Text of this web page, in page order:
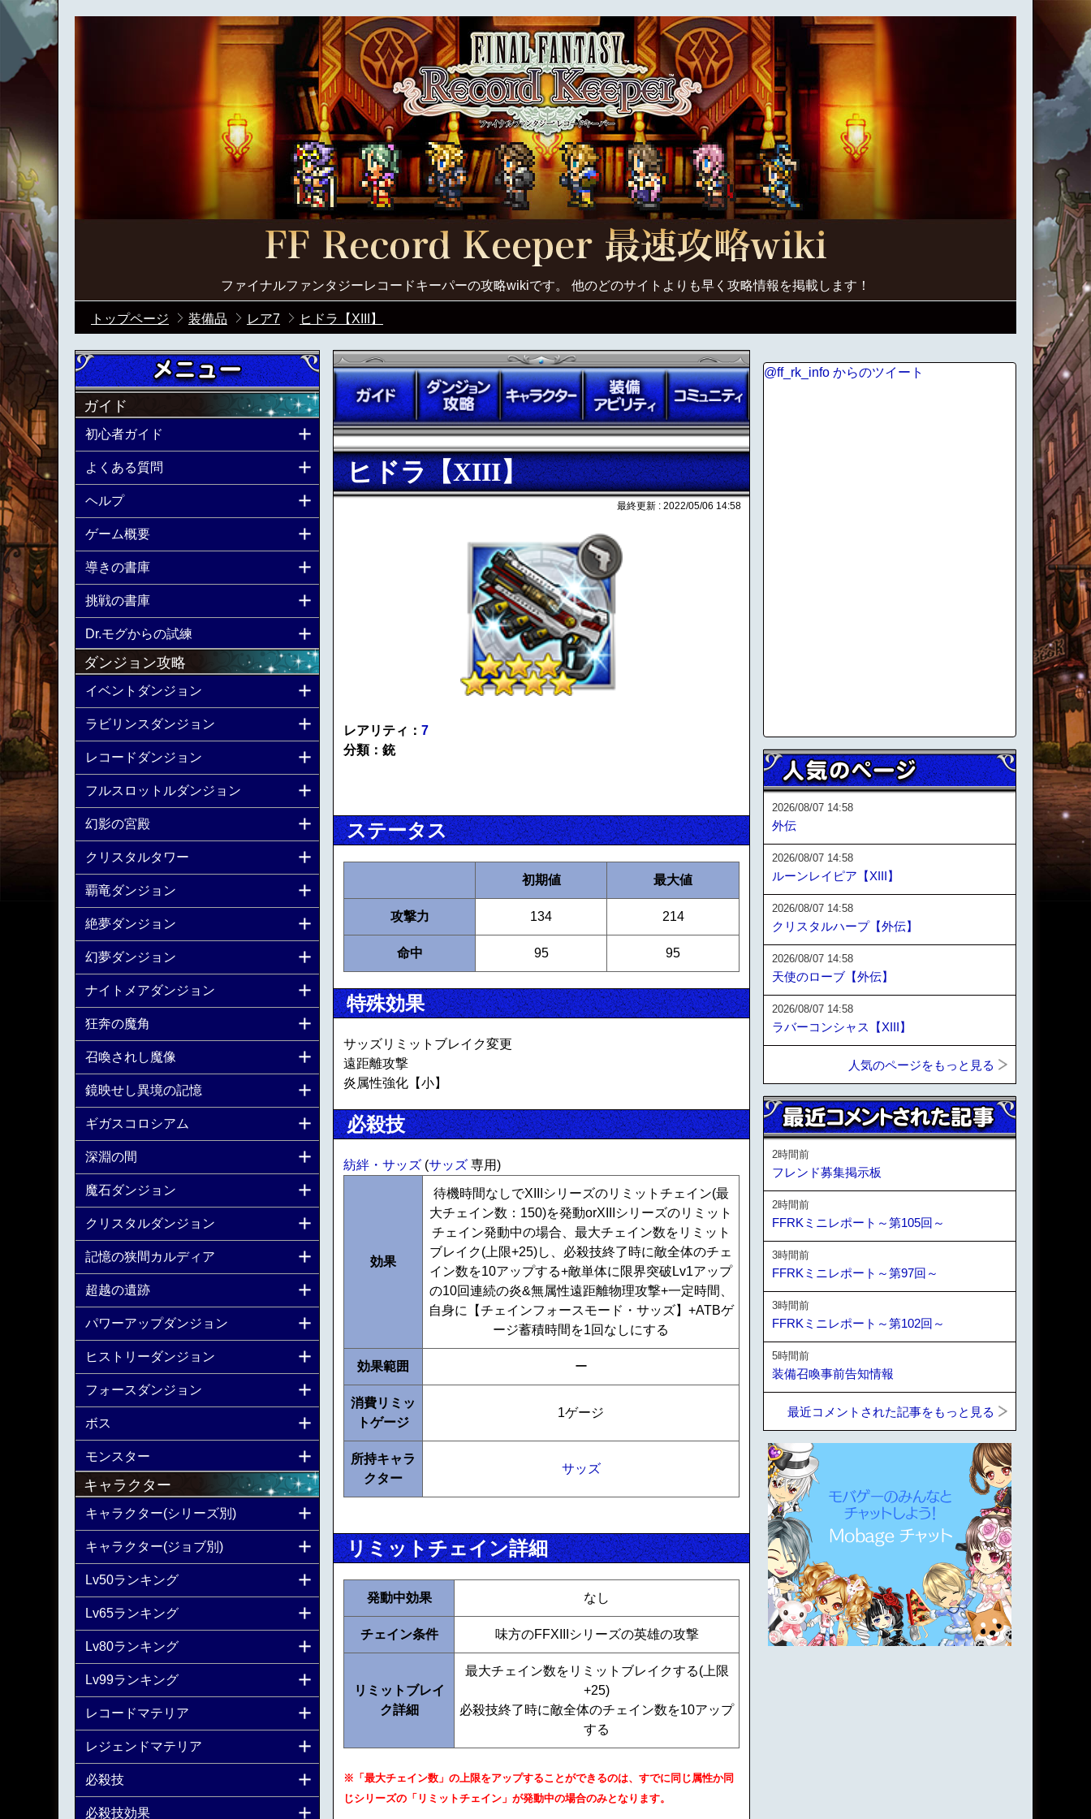
ファイナルファンタジーレコードキーパーの攻略wikiです。 他のどのサイトよりも早く攻略情報を掲載します！
トップページ 装備品 レア7 ヒドラ【XIII】
ヒドラ【XIII】
最終更新 : 2022/05/06 14:58
レアリティ： 7
分類：銃
ステータス
初期値 最大値
攻撃力 134 214
命中 95 95
特殊効果
サッズリミットブレイク変更
遠距離攻撃
炎属性強化【小】
必殺技
紡絆・サッズ (サッズ 専用)
効果
待機時間なしでXIIIシリーズのリミットチェイン(最
大チェイン数：150)を発動orXIIIシリーズのリミット
チェイン発動中の場合、最大チェイン数をリミット
ブレイク(上限+25)し、必殺技終了時に敵全体のチェ
イン数を10アップする+敵単体に限界突破Lv1アップ
の10回連続の炎&無属性遠距離物理攻撃+一定時間、
自身に【チェインフォースモード・サッズ】+ATBゲ
ージ蓄積時間を1回なしにする
効果範囲 ー
消費リミッ
トゲージ
1ゲージ
所持キャラ
クター
サッズ
リミットチェイン詳細
発動中効果 なし
チェイン条件 味方のFFXIIIシリーズの英雄の攻撃
リミットブレイ
ク詳細
最大チェイン数をリミットブレイクする(上限
+25)
必殺技終了時に敵全体のチェイン数を10アップ
する
※「最大チェイン数」の上限をアップすることができるのは、すでに同じ属性か同
じシリーズの「リミットチェイン」が発動中の場合のみとなります。
ガイド
初心者ガイド
よくある質問
ヘルプ
ゲーム概要
導きの書庫
挑戦の書庫
Dr.モグからの試練
ダンジョン攻略
イベントダンジョン
ラビリンスダンジョン
レコードダンジョン
フルスロットルダンジョン
幻影の宮殿
クリスタルタワー
覇竜ダンジョン
絶夢ダンジョン
幻夢ダンジョン
ナイトメアダンジョン
狂奔の魔角
召喚されし魔像
鏡映せし異境の記憶
ギガスコロシアム
深淵の間
魔石ダンジョン
クリスタルダンジョン
記憶の狭間カルディア
超越の遺跡
パワーアップダンジョン
ヒストリーダンジョン
フォースダンジョン
ボス
モンスター
キャラクター
キャラクター(シリーズ別)
キャラクター(ジョブ別)
Lv50ランキング
Lv65ランキング
Lv80ランキング
Lv99ランキング
レコードマテリア
レジェンドマテリア
必殺技
必殺技効果
@ff_rk_info からのツイート
2026/08/07 14:58
外伝
2026/08/07 14:58
ルーンレイピア【XIII】
2026/08/07 14:58
クリスタルハープ【外伝】
2026/08/07 14:58
天使のローブ【外伝】
2026/08/07 14:58
ラバーコンシャス【XIII】
人気のページをもっと見る
2時間前
フレンド募集掲示板
2時間前
FFRKミニレポート～第105回～
3時間前
FFRKミニレポート～第97回～
3時間前
FFRKミニレポート～第102回～
5時間前
装備召喚事前告知情報
最近コメントされた記事をもっと見る